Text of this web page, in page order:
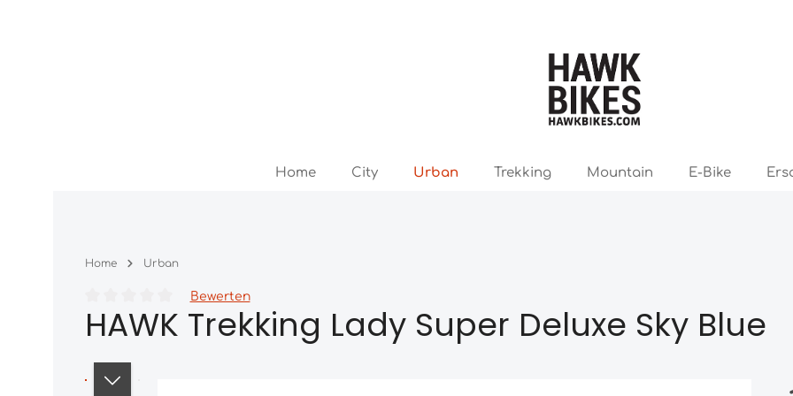
Home City Urban Trekking Mountain E-Bike
Home Urban
Durchschnittliche Bewertung von 0 von 5 Sternen
Bewerten
HAWK Trekking Lady Super Deluxe Sky Blue
Bildergalerie überspringen